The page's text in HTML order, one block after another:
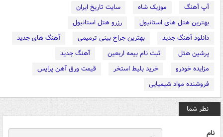
آپ آهنگ موزیک شاه
سایت تاریخ ایران
بهترین هتل های استانبول
رزرو هتل استانبول
دانلود آهنگ جدید
بهترین جراح بینی ترمیمی
آهنگ های جدید
پرشین هتل
ثبت نام بیمه اربعین
آهنگ جدید
مزایده خودرو
خرید بلیط استخر
قیمت ورق آهن پرایس
فروشنده مواد شیمیایی
نظر شما
نام